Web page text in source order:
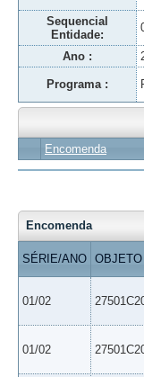
Sequencial
Entidade:
Ano :
Programa :
Encomenda
Encomenda
SÉRIE/ANO OBJETO
01/02
01/02